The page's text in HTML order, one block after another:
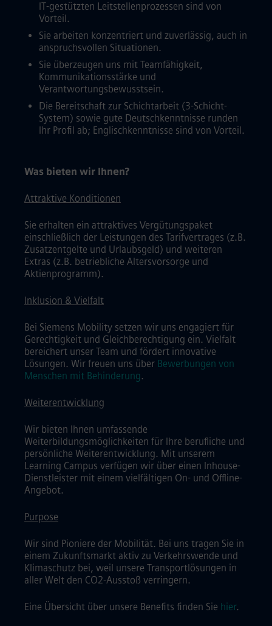
IT-gestützten Leitstellenprozessen sind von
Vorteil.
Sie arbeiten konzentriert und zuverlässig, auch in
anspruchsvollen Situationen.
Sie überzeugen uns mit Teamfähigkeit,
Kommunikationsstärke und
Verantwortungsbewusstsein.
Die Bereitschaft zur Schichtarbeit (3-Schicht-
System) sowie gute Deutschkenntnisse runden
Ihr Profil ab; Englischkenntnisse sind von Vorteil.
Was bieten wir Ihnen?
Attraktive Konditionen
Sie erhalten ein attraktives Vergütungspaket
einschließlich der Leistungen des Tarifvertrages (z.B.
Zusatzentgelte und Urlaubsgeld) und weiteren
Extras (z.B. betriebliche Altersvorsorge und
Aktienprogramm).
Inklusion & Vielfalt
Bei Siemens Mobility setzen wir uns engagiert für
Gerechtigkeit und Gleichberechtigung ein. Vielfalt
bereichert unser Team und fördert innovative
Lösungen. Wir freuen uns über Bewerbungen von
Menschen mit Behinderung.
Weiterentwicklung
Wir bieten Ihnen umfassende
Weiterbildungsmöglichkeiten für Ihre berufliche und
persönliche Weiterentwicklung. Mit unserem
Learning Campus verfügen wir über einen Inhouse-
Dienstleister mit einem vielfältigen On- und Offline-
Angebot.
Purpose
Wir sind Pioniere der Mobilität. Bei uns tragen Sie in
einem Zukunftsmarkt aktiv zu Verkehrswende und
Klimaschutz bei, weil unsere Transportlösungen in
aller Welt den CO2-Ausstoß verringern.
Eine Übersicht über unsere Benefits finden Sie hier.